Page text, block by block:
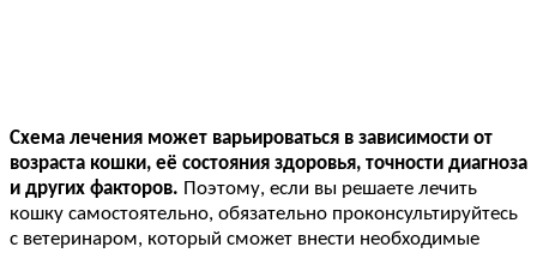
Схема лечения может варьироваться в зависимости от
возраста кошки, её состояния здоровья, точности диагноза
и других факторов. Поэтому, если вы решаете лечить
кошку самостоятельно, обязательно проконсультируйтесь
с ветеринаром, который сможет внести необходимые